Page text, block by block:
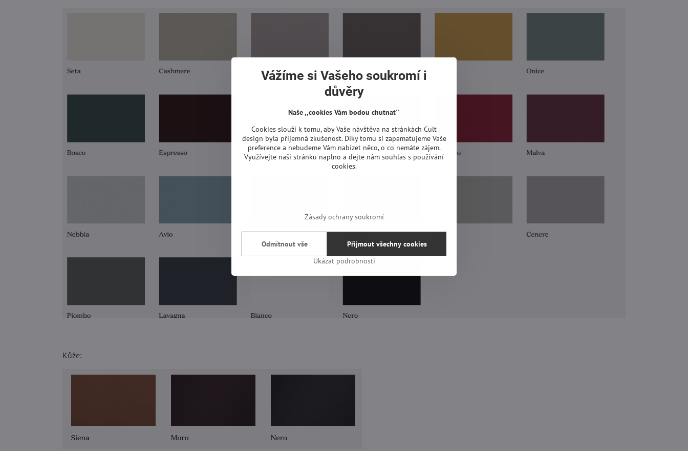
Kůže:
Vážíme si Vašeho soukromí i
důvěry
Naše ,,cookies Vám bodou chutnat''
Cookies slouží k tomu, aby Vaše návštěva na stránkách Cult
design byla příjemná zkušenost. Díky tomu si zapamatujeme Vaše
preference a nebudeme Vám nabízet něco, o co nemáte zájem.
Využívejte naši stránku naplno a dejte nám souhlas s používání
cookies.
Zásady ochrany soukromí
Ukázat podrobnosti
Přijmout všechny cookies
Odmítnout vše